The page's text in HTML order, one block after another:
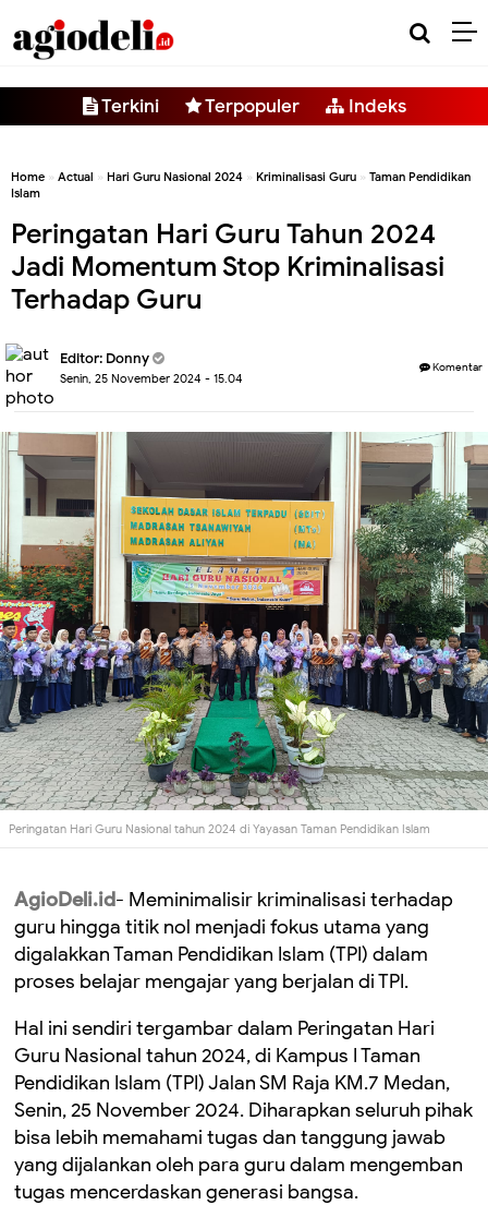
Terkini Terpopuler Indeks
Home » Actual » Hari Guru Nasional 2024 » Kriminalisasi Guru » Taman Pendidikan
Islam
Peringatan Hari Guru Tahun 2024
Jadi Momentum Stop Kriminalisasi
Terhadap Guru
Editor: Donny
Senin, 25 November 2024 - 15.04
Komentar
Peringatan Hari Guru Nasional tahun 2024 di Yayasan Taman Pendidikan Islam
AgioDeli.id- Meminimalisir kriminalisasi terhadap
guru hingga titik nol menjadi fokus utama yang
digalakkan Taman Pendidikan Islam (TPI) dalam
proses belajar mengajar yang berjalan di TPI.
Hal ini sendiri tergambar dalam Peringatan Hari
Guru Nasional tahun 2024, di Kampus I Taman
Pendidikan Islam (TPI) Jalan SM Raja KM.7 Medan,
Senin, 25 November 2024. Diharapkan seluruh pihak
bisa lebih memahami tugas dan tanggung jawab
yang dijalankan oleh para guru dalam mengemban
tugas mencerdaskan generasi bangsa.